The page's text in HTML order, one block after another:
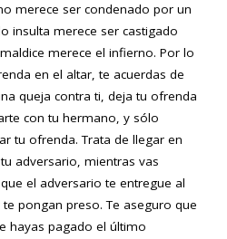
merece ser condenado por un
insulta merece ser castigado
merece el infierno. Por lo
en el altar, te acuerdas de
queja contra ti, deja tu ofrenda
con tu hermano, y sólo
tu ofrenda. Trata de llegar en
adversario, mientras vas
el adversario te entregue al
pongan preso. Te aseguro que
hayas pagado el último